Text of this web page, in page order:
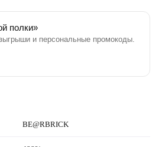
полки»
и персональные промокоды.
BE@RBRICK